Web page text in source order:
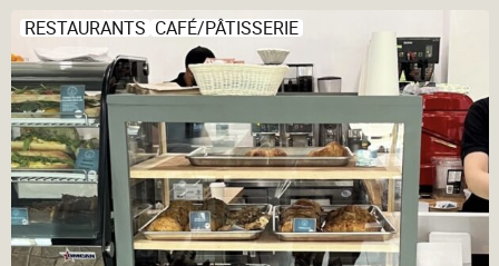
RESTAURANTS CAFÉ/PÂTISSERIE